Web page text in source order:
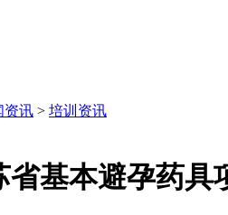
资讯 > 培训资讯
省基本避孕药